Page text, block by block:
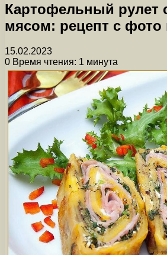
Картофельный рулет
мясом: рецепт с фото
15.02.2023
0 Время чтения: 1 минута